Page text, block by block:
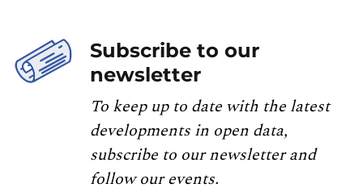
Subscribe to our
newsletter
To keep up to date with the latest
developments in open data,
subscribe to our newsletter and
follow our events.